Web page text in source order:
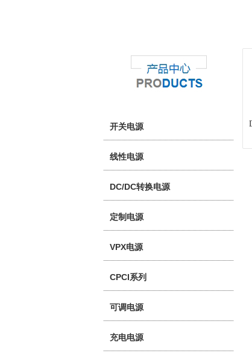
开关电源
线性电源
DC/DC转换电源
定制电源
VPX电源
CPCI系列
可调电源
充电电源